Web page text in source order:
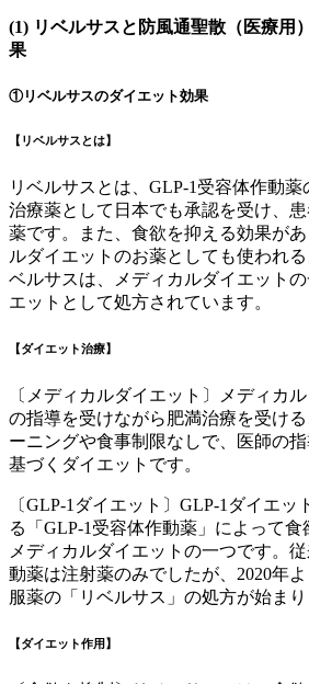
(1) リベルサスと防風通聖散（医療用
果
①リベルサスのダイエット効果
【リベルサスとは】
リベルサスとは、GLP-1受容体作動薬
治療薬として日本でも承認を受け、
薬です。また、 食欲を抑える効果があ
ルダイエット のお薬としても使われ
ベルサスは、メディカルダイエット
エット として処方されています。
【ダイエット治療】
〔メディカルダイエット〕
メディカ
の指導を受けながら肥満治療を受ける
ーニングや食事制限なしで、
医師の
基づくダイエット です。
〔GLP-1ダイエット〕 GLP-1ダイエッ
る
「GLP-1受容体作動薬」 によって食
メディカルダイエットの一つです。
動薬は注射薬のみでしたが、2020年
服薬の「リベルサス」の処方が始まり
【ダイエット作用】